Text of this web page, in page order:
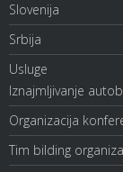
Slovenija
Srbija
Usluge
Iznajmljivanje
Organizacija
Tim bilding